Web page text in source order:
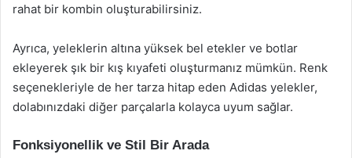
rahat bir kombin oluşturabilirsiniz.
Ayrıca, yeleklerin altına yüksek bel etekler ve botlar
ekleyerek şık bir kış kıyafeti oluşturmanız mümkün. Renk
seçenekleriyle de her tarza hitap eden Adidas yelekler,
dolabınızdaki diğer parçalarla kolayca uyum sağlar.
Fonksiyonellik ve Stil Bir Arada